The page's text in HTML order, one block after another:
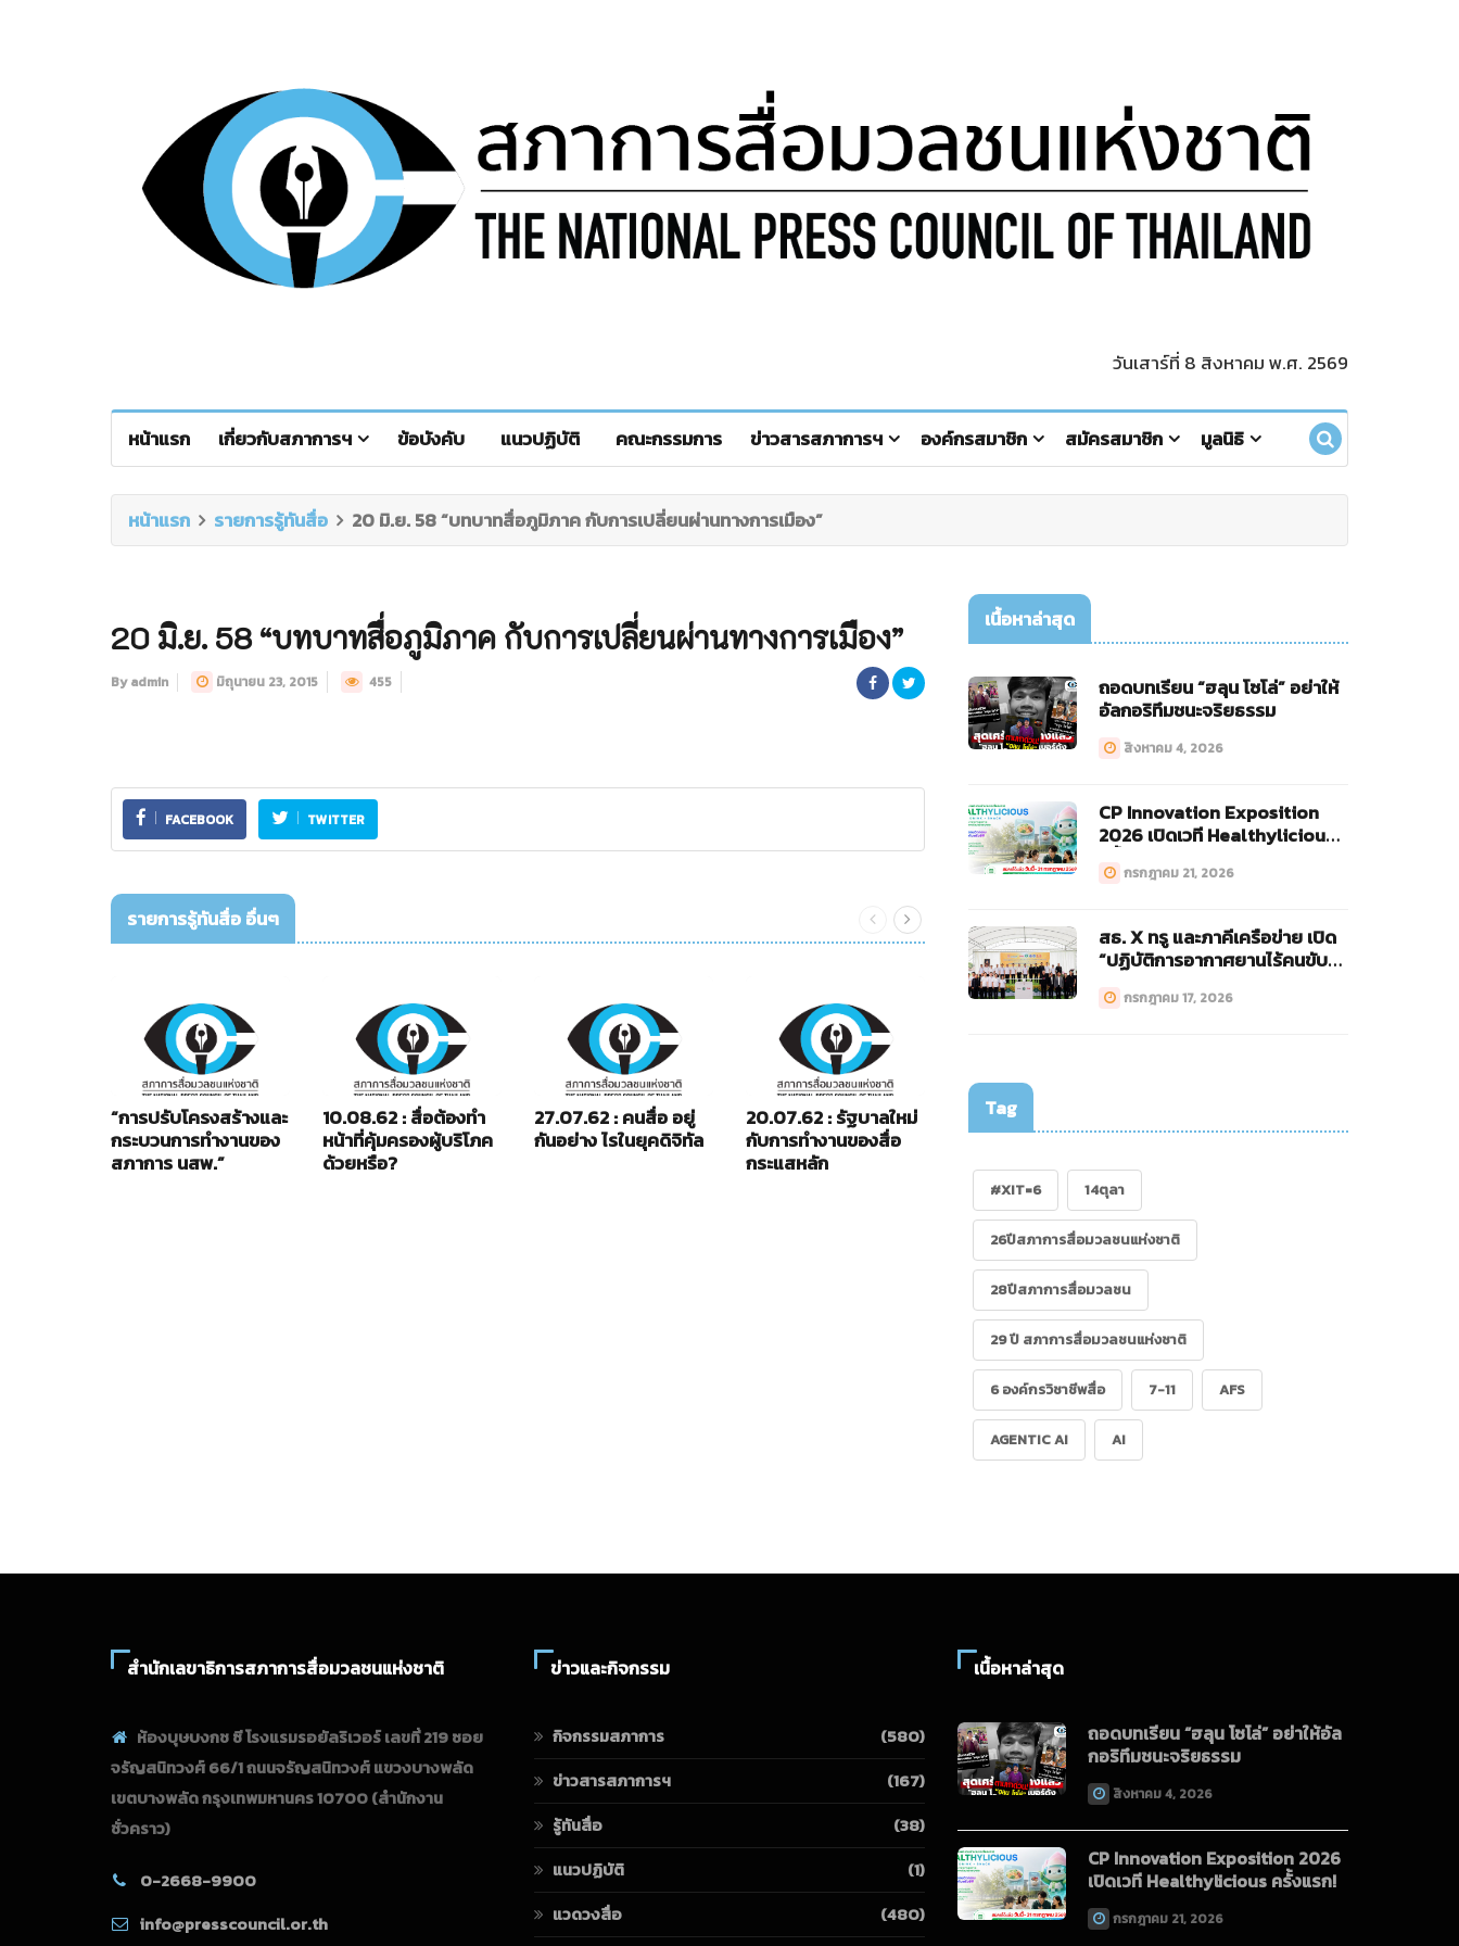
วันเสาร์ที่ 8 สิงหาคม พ.ศ. 2569
หน้าแรก เกี่ยวกับสภาการฯ ข้อบังคับ แนวปฏิบัติ คณะกรรมการ ข่าวสารสภาการฯ องค์กรสมาชิก สมัครสมาชิก มูลนิธิ
หน้าแรก รายการรู้ทันสื่อ 20 มิ.ย. 58 “บทบาทสื่อภูมิภาค กับการเปลี่ยนผ่านทางการเมือง”
20 มิ.ย. 58 “บทบาทสื่อภูมิภาค กับการเปลี่ยนผ่านทางการเมือง”
By admin มิถุนายน 23, 2015 455
FACEBOOK TWITTER
รายการรู้ทันสื่อ อื่นๆ
“การปรับโครงสร้างและ
กระบวนการทำงานของ
สภาการ นสพ.”
10.08.62 : สื่อต้องทำ
หน้าที่คุ้มครองผู้บริโภค
ด้วยหรือ?
27.07.62 : คนสื่อ อยู่
กันอย่าง ไรในยุคดิจิทัล
20.07.62 : รัฐบาลใหม่
กับการทำงานของสื่อ
กระแสหลัก
13.07.62 : คนสื่อเป็น
เถ้าแก่ได้ ถ้ามีข้อมูลมาก
พอ
เนื้อหาล่าสุด
ถอดบทเรียน “ฮลุน โซโล่” อย่าให้
อัลกอริทึมชนะจริยธรรม
สิงหาคม 4, 2026
CP Innovation Exposition
2026 เปิดเวที Healthylicious
กรกฎาคม 21, 2026
สธ. X ทรู และภาคีเครือข่าย เปิด
“ปฏิบัติการอากาศยานไร้คนขับ
กรกฎาคม 17, 2026
Tag
#XIT=6 14ตุลา
26ปีสภาการสื่อมวลชนแห่งชาติ
28ปีสภาการสื่อมวลชน
29 ปี สภาการสื่อมวลชนแห่งชาติ
6 องค์กรวิชาชีพสื่อ 7-11 AFS
AGENTIC AI AI
สำนักเลขาธิการสภาการสื่อมวลชนแห่งชาติ
ห้องบุษบงกช ซี โรงแรมรอยัลริเวอร์ เลขที่ 219 ซอย
จรัญสนิทวงศ์ 66/1 ถนนจรัญสนิทวงศ์ แขวงบางพลัด
เขตบางพลัด กรุงเทพมหานคร 10700(สำนักงาน
ชั่วคราว)
0-2668-9900
info@presscouncil.or.th
ข่าวและกิจกรรม
กิจกรรมสภาการ
(580)
ข่าวสารสภาการฯ
(167)
รู้ทันสื่อ
(38)
แนวปฏิบัติ
(1)
แวดวงสื่อ
(480)
เนื้อหาล่าสุด
ถอดบทเรียน “ฮลุน โซโล่” อย่าให้อัล
กอริทึมชนะจริยธรรม
สิงหาคม 4, 2026
CP Innovation Exposition 2026
เปิดเวที Healthylicious ครั้งแรก!
กรกฎาคม 21, 2026